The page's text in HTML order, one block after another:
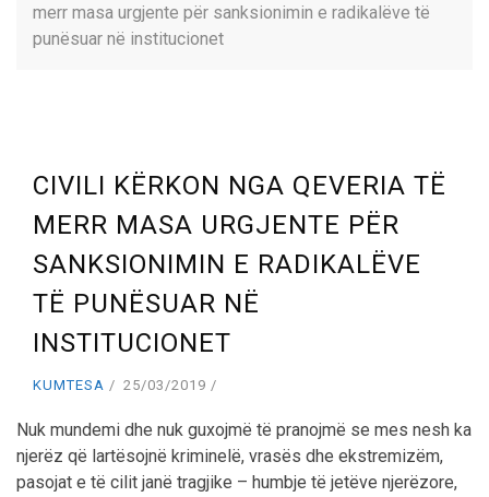
merr masa urgjente për sanksionimin e radikalëve të
punësuar në institucionet
CIVILI KËRKON NGA QEVERIA TË
MERR MASA URGJENTE PËR
SANKSIONIMIN E RADIKALËVE
TË PUNËSUAR NË
INSTITUCIONET
KUMTESA 25/03/2019
Nuk mundemi dhe nuk guxojmë të pranojmë se mes nesh ka
njerëz që lartësojnë kriminelë, vrasës dhe ekstremizëm,
pasojat e të cilit janë tragjike – humbje të jetëve njerëzore,